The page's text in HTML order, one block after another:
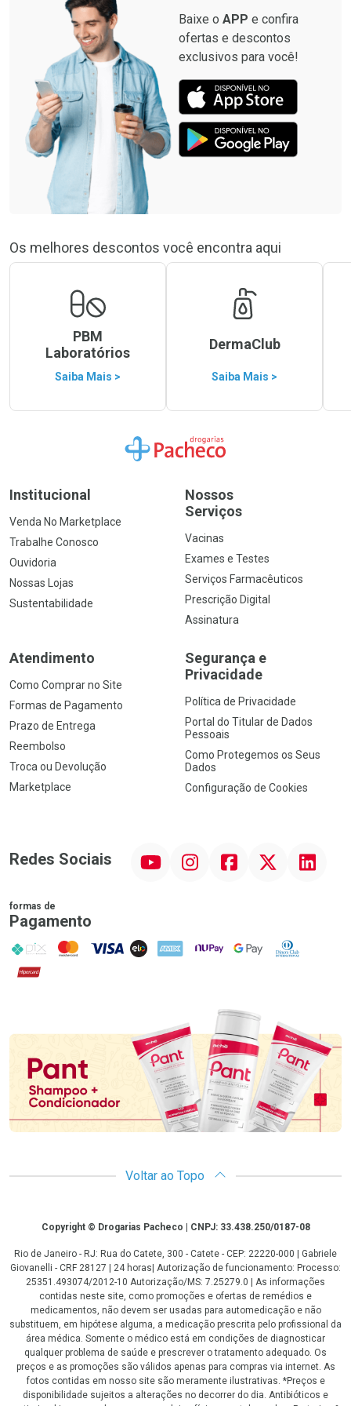
Baixe o APP e confira
ofertas e descontos
exclusivos para você!
Os melhores descontos você encontra aqui
PBM
Laboratórios
Saiba Mais >
DermaClub
Saiba Mais >
Ir para a Home
Institucional
Venda No Marketplace
Trabalhe Conosco
Ouvidoria
Nossas Lojas
Sustentabilidade
Nossos
Serviços
Vacinas
Exames e Testes
Serviços Farmacêuticos
Prescrição Digital
Assinatura
Atendimento
Como Comprar no Site
Formas de Pagamento
Prazo de Entrega
Reembolso
Troca ou Devolução
Marketplace
Segurança e
Privacidade
Política de Privacidade
Portal do Titular de Dados
Pessoais
Como Protegemos os Seus
Dados
Configuração de Cookies
Redes Sociais InstagramFacebookTwitter Linkedin
formas de
Pagamento
PIX MasterCard
VISA ELO AMEX NuPay Google PayDiners Club
Hipercard
Promoção em Destaque
Voltar ao Topo
CopyrightCopyright © Drogarias Pacheco | CNPJ: 33.438.250/0187-08
Rio de Janeiro - RJ: Rua do Catete, 300 - Catete - CEP: 22220-000 | Gabriele
Giovanelli - CRF 28127 | 24 horas| Autorização de funcionamento: Processo:
25351.493074/2012-10 Autorização/MS: 7.25279.0 | As informações
contidas neste site, como promoções e ofertas de remédios e
medicamentos, não devem ser usadas para automedicação e não
substituem, em hipótese alguma, a medicação prescrita pelo profissional da
área médica. Somente o médico está em condições de diagnosticar
qualquer problema de saúde e prescrever o tratamento adequado. Os
preços e as promoções são válidos apenas para compras via internet. As
fotos contidas em nosso site são meramente ilustrativas. *Preços e
disponibilidade sujeitos a alterações no decorrer do dia. Antibióticos e